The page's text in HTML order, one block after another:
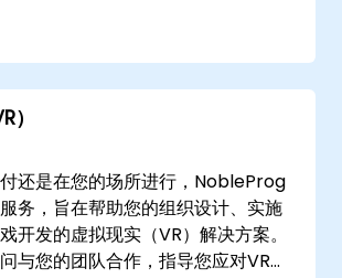
服务，适应您的具体运营需求。远
的交互式远程桌面环境进行，确保
能无缝协作。对于线下服务，我们
在的客户现场或我们的企业咨询中
解决方案，推动效率与增长。
）
还是在您的场所进行，NobleProg
务，旨在帮助您的组织设计、实施
开发的虚拟现实（VR）解决方案。
与您的团队合作，指导您应对VR架